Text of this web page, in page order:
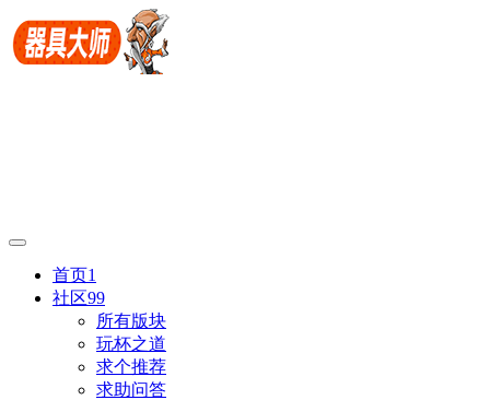
首页1
社区99
所有版块
玩杯之道
求个推荐
求助问答